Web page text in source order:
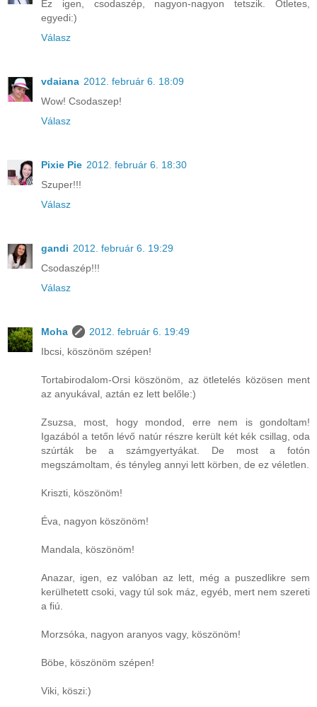
Ez igen, csodaszép, nagyon-nagyon tetszik. Ötletes,
egyedi:)
Válasz
vdaiana 2012. február 6. 18:09
Wow! Csodaszep!
Válasz
Pixie Pie 2012. február 6. 18:30
Szuper!!!
Válasz
gandi 2012. február 6. 19:29
Csodaszép!!!
Válasz
Moha
2012. február 6. 19:49
Ibcsi, köszönöm szépen!
Tortabirodalom-Orsi köszönöm, az ötletelés közösen ment
az anyukával, aztán ez lett belőle:)
Zsuzsa, most, hogy mondod, erre nem is gondoltam!
Igazából a tetőn lévő natúr részre került két kék csillag, oda
szúrták be a számgyertyákat. De most a fotón
megszámoltam, és tényleg annyi lett körben, de ez véletlen.
Kriszti, köszönöm!
Éva, nagyon köszönöm!
Mandala, köszönöm!
Anazar, igen, ez valóban az lett, még a puszedlikre sem
kerülhetett csoki, vagy túl sok máz, egyéb, mert nem szereti
a fiú.
Morzsóka, nagyon aranyos vagy, köszönöm!
Böbe, köszönöm szépen!
Viki, köszi:)